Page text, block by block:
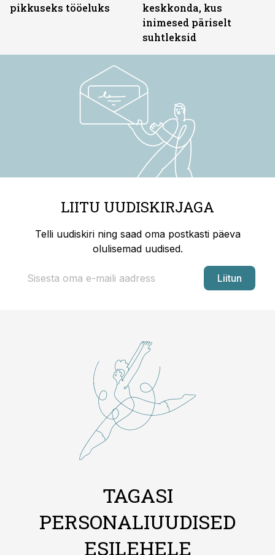
pikkuseks tööeluks
keskkonda, kus
inimesed päriselt
suhtleksid
LIITU UUDISKIRJAGA
Telli uudiskiri ning saad oma postkasti päeva
olulisemad uudised.
Liitun
TAGASI
PERSONALIUUDISED
ESILEHELE